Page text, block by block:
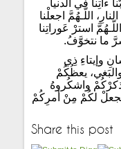
ءاتِنا في الدنيا
اللّـهُمَّ اجعلْنا
استرْ عَوراتِنا
شَرَّ ما نتخوَّفُ.
وإيتاءِ ذِي
يعظُكُمْ
واشكُروهُ
لكُمْ مِنْ أمرِكُمْ
Share this post